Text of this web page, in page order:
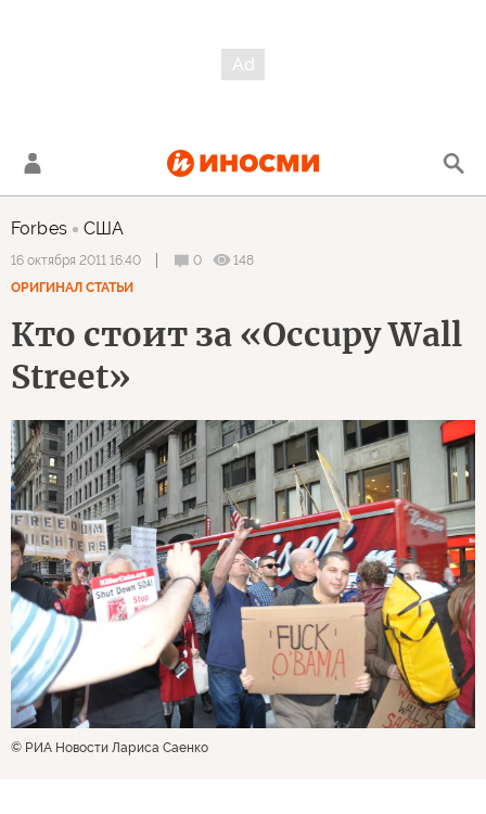
Forbes США
16 октября 2011 16:40 0
148
ОРИГИНАЛ СТАТЬИ
Кто стоит за «Occupy Wall
Street»
© РИА Новости Лариса Саенко